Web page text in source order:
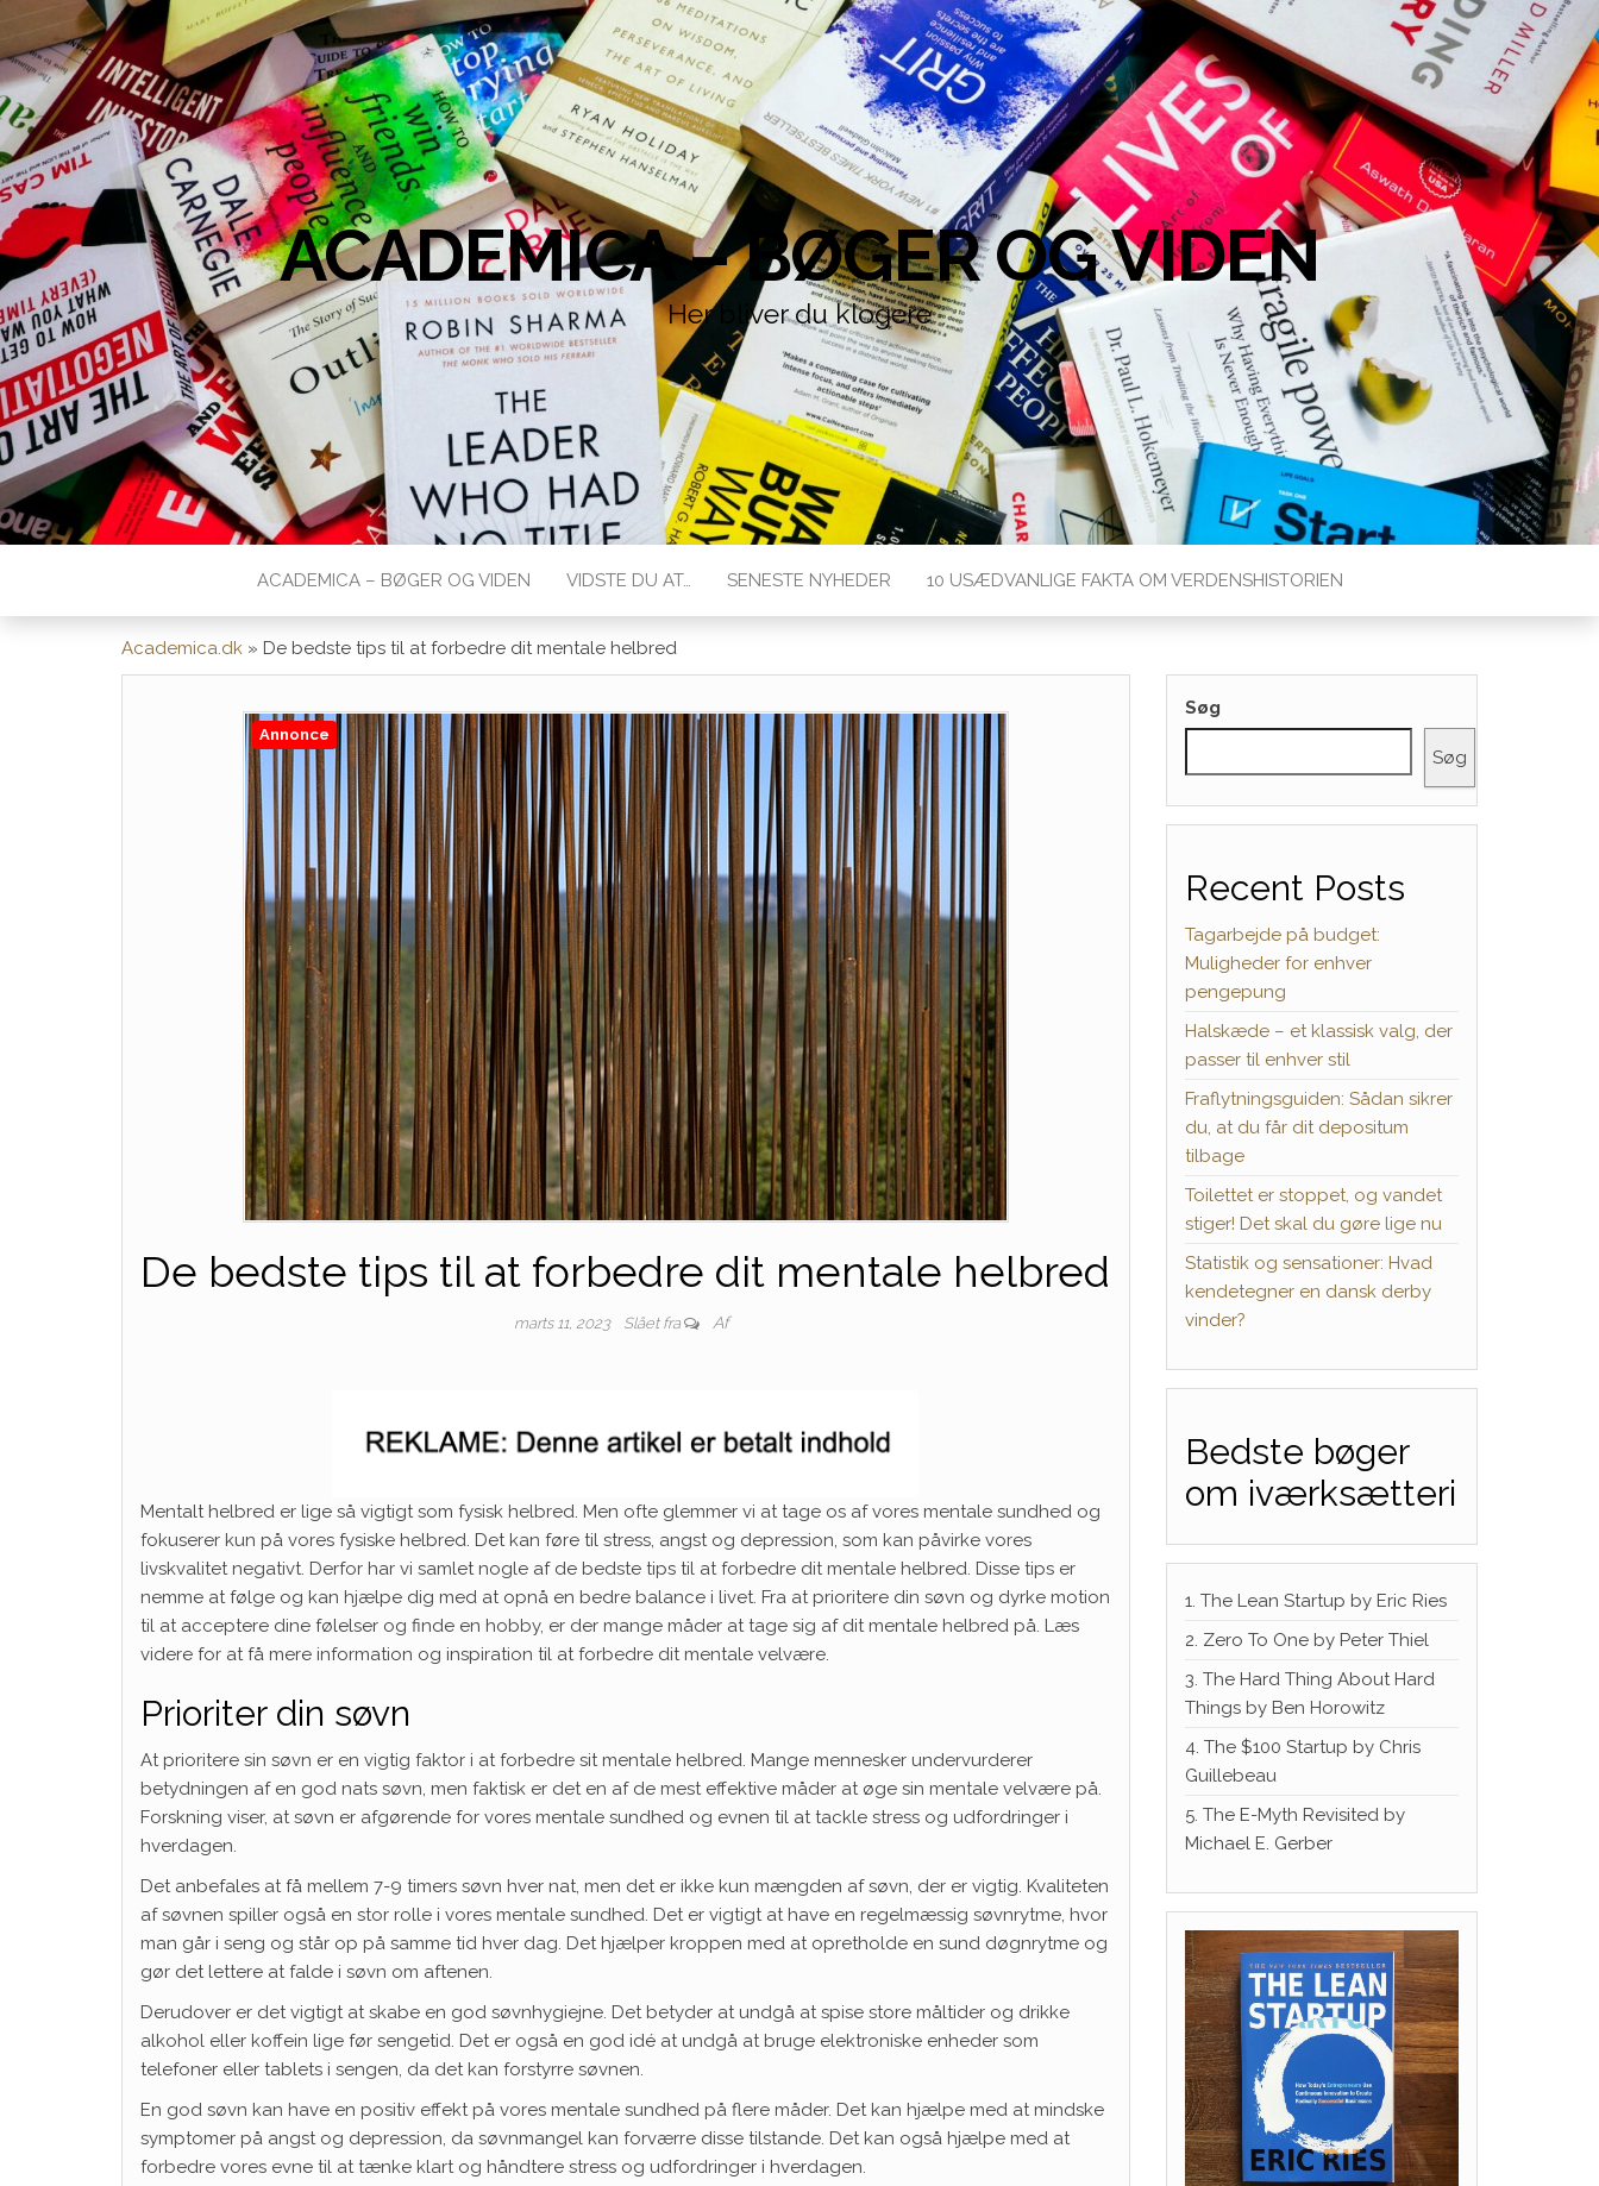
ACADEMICA – BØGER OG VIDEN
Her bliver du klogere
ACADEMICA – BØGER OG VIDEN VIDSTE DU AT… SENESTE NYHEDER 10 USÆDVANLIGE FAKTA OM VERDENSHISTORIEN
Academica.dk » De bedste tips til at forbedre dit mentale helbred
Annonce
De bedste tips til at forbedre dit mentale helbred
marts 11, 2023 Slået fra Af
Mentalt helbred er lige så vigtigt som fysisk helbred. Men ofte glemmer vi at tage os af vores mentale sundhed og
fokuserer kun på vores fysiske helbred. Det kan føre til stress, angst og depression, som kan påvirke vores
livskvalitet negativt. Derfor har vi samlet nogle af de bedste tips til at forbedre dit mentale helbred. Disse tips er
nemme at følge og kan hjælpe dig med at opnå en bedre balance i livet. Fra at prioritere din søvn og dyrke motion
til at acceptere dine følelser og finde en hobby, er der mange måder at tage sig af dit mentale helbred på. Læs
videre for at få mere information og inspiration til at forbedre dit mentale velvære.
Prioriter din søvn
At prioritere sin søvn er en vigtig faktor i at forbedre sit mentale helbred. Mange mennesker undervurderer
betydningen af en god nats søvn, men faktisk er det en af de mest effektive måder at øge sin mentale velvære på.
Forskning viser, at søvn er afgørende for vores mentale sundhed og evnen til at tackle stress og udfordringer i
hverdagen.
Det anbefales at få mellem 7-9 timers søvn hver nat, men det er ikke kun mængden af søvn, der er vigtig. Kvaliteten
af søvnen spiller også en stor rolle i vores mentale sundhed. Det er vigtigt at have en regelmæssig søvnrytme, hvor
man går i seng og står op på samme tid hver dag. Det hjælper kroppen med at opretholde en sund døgnrytme og
gør det lettere at falde i søvn om aftenen.
Derudover er det vigtigt at skabe en god søvnhygiejne. Det betyder at undgå at spise store måltider og drikke
alkohol eller koffein lige før sengetid. Det er også en god idé at undgå at bruge elektroniske enheder som
telefoner eller tablets i sengen, da det kan forstyrre søvnen.
En god søvn kan have en positiv effekt på vores mentale sundhed på flere måder. Det kan hjælpe med at mindske
symptomer på angst og depression, da søvnmangel kan forværre disse tilstande. Det kan også hjælpe med at
forbedre vores evne til at tænke klart og håndtere stress og udfordringer i hverdagen.
Søg
Søg
Recent Posts
Tagarbejde på budget:
Muligheder for enhver
pengepung
Halskæde – et klassisk valg, der
passer til enhver stil
Fraflytningsguiden: Sådan sikrer
du, at du får dit depositum
tilbage
Toilettet er stoppet, og vandet
stiger! Det skal du gøre lige nu
Statistik og sensationer: Hvad
kendetegner en dansk derby
vinder?
Bedste bøger
om iværksætteri
1. The Lean Startup by Eric Ries
2. Zero To One by Peter Thiel
3. The Hard Thing About Hard
Things by Ben Horowitz
4. The $100 Startup by Chris
Guillebeau
5. The E-Myth Revisited by
Michael E. Gerber